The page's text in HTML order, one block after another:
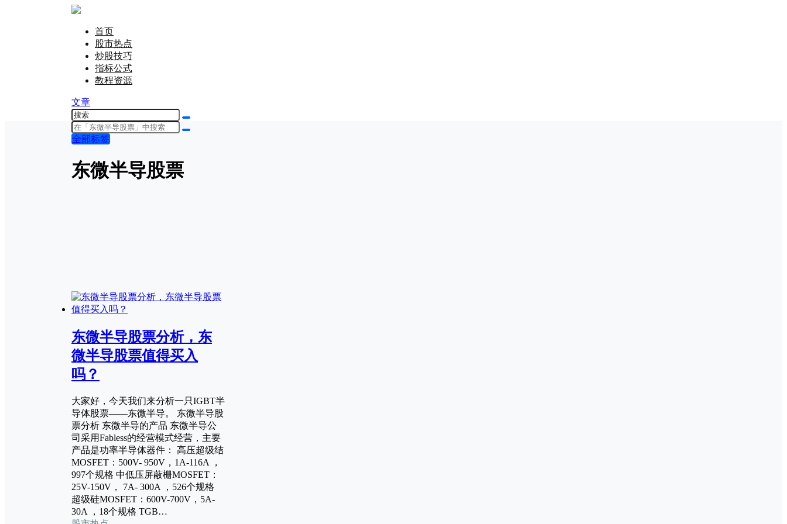
首页
股市热点
炒股技巧
指标公式
教程资源
文章
全部标签
东微半导股票
东微半导股票分析，东
微半导股票值得买入
吗？
大家好，今天我们来分析一只IGBT半
导体股票——东微半导。 东微半导股
票分析 东微半导的产品 东微半导公
司采用Fabless的经营模式经营，主要
产品是功率半导体器件： 高压超级结
MOSFET：500V- 950V，1A-116A ，
997个规格 中低压屏蔽栅MOSFET：
25V-150V， 7A- 300A ，526个规格
超级硅MOSFET：600V-700V，5A-
30A ，18个规格 TGB…